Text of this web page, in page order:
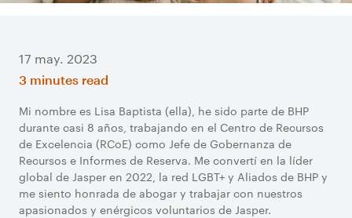
17 may. 2023
3 minutes read
Mi nombre es Lisa Baptista (ella), he sido parte de BHP
durante casi 8 años, trabajando en el Centro de Recursos
de Excelencia (RCoE) como Jefe de Gobernanza de
Recursos e Informes de Reserva. Me convertí en la líder
global de Jasper en 2022, la red LGBT+ y Aliados de BHP y
me siento honrada de abogar y trabajar con nuestros
apasionados y enérgicos voluntarios de Jasper.